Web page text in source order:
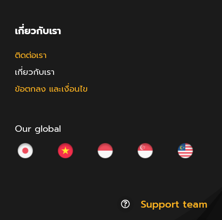
เกี่ยวกับเรา
ติดต่อเรา
เกี่ยวกับเรา
ข้อตกลง และเงื่อนไข
Our global
Support team